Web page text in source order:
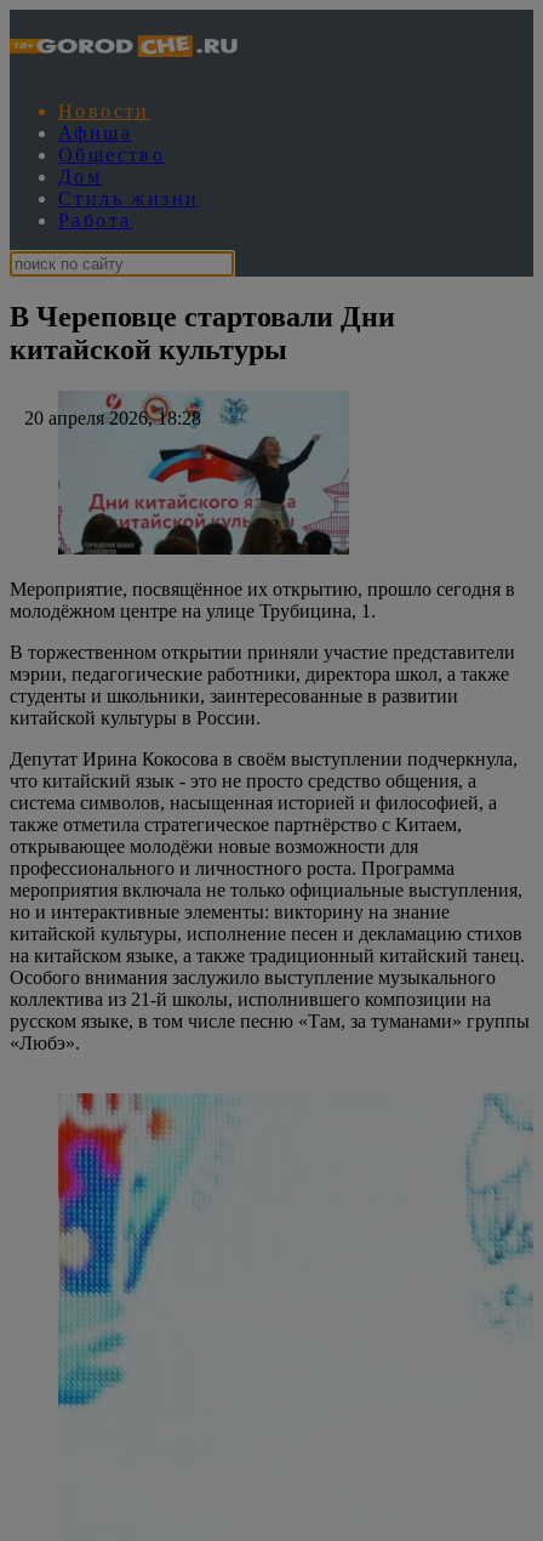
Новости
Афиша
Общество
Дом
Стиль жизни
Работа
В Череповце стартовали Дни
китайской культуры
20 апреля 2026, 18:28
Мероприятие, посвящённое их открытию, прошло сегодня в
молодёжном центре на улице Трубицина, 1.
В торжественном открытии приняли участие представители
мэрии, педагогические работники, директора школ, а также
студенты и школьники, заинтересованные в развитии
китайской культуры в России.
Депутат Ирина Кокосова в своём выступлении подчеркнула,
что китайский язык - это не просто средство общения, а
система символов, насыщенная историей и философией, а
также отметила стратегическое партнёрство с Китаем,
открывающее молодёжи новые возможности для
профессионального и личностного роста. Программа
мероприятия включала не только официальные выступления,
но и интерактивные элементы: викторину на знание
китайской культуры, исполнение песен и декламацию стихов
на китайском языке, а также традиционный китайский танец.
Особого внимания заслужило выступление музыкального
коллектива из 21‑й школы, исполнившего композиции на
русском языке, в том числе песню «Там, за туманами» группы
«Любэ».